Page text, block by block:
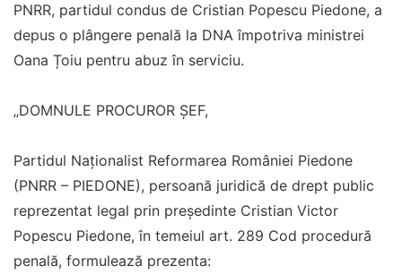
PNRR, partidul condus de Cristian Popescu Piedone, a
depus o plângere penală la DNA împotriva ministrei
Oana Țoiu pentru abuz în serviciu.
„DOMNULE PROCUROR ȘEF,
Partidul Naționalist Reformarea României Piedone
(PNRR – PIEDONE), persoană juridică de drept public
reprezentat legal prin președinte Cristian Victor
Popescu Piedone, în temeiul art. 289 Cod procedură
penală, formulează prezenta: